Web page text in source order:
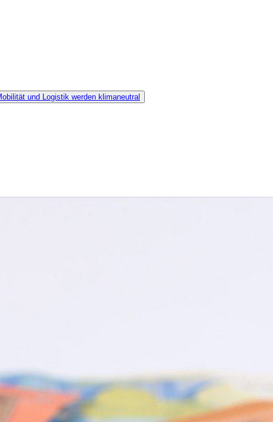
und Logistik werden klimaneutral